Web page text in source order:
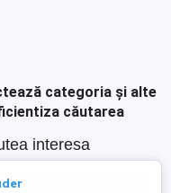
categoria și alte
căutarea
interesa